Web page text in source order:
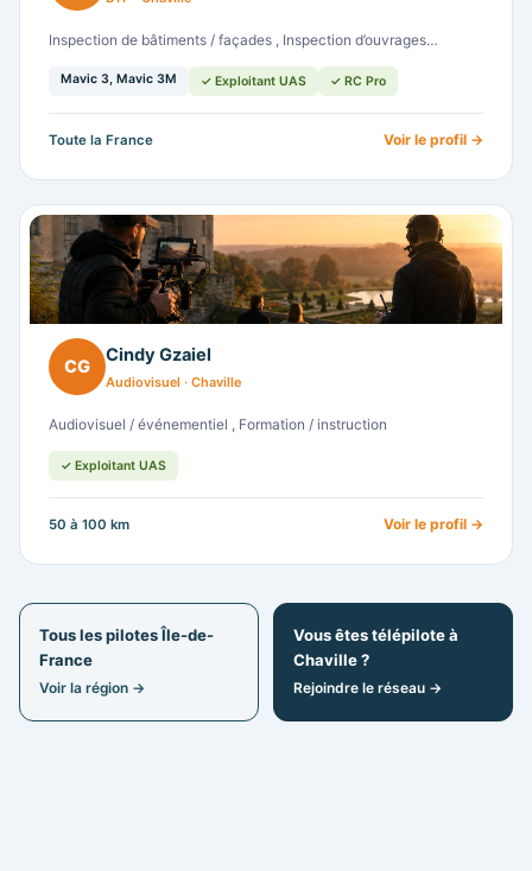
Inspection de bâtiments / façades , Inspection d’ouvrages…
Mavic 3, Mavic 3M ✓ Exploitant UAS ✓ RC Pro
Toute la France Voir le profil →
CG
Cindy Gzaiel
Audiovisuel · Chaville
Audiovisuel / événementiel , Formation / instruction
✓ Exploitant UAS
50 à 100 km Voir le profil →
Tous les pilotes Île-de-
France
Voir la région →
Vous êtes télépilote à
Chaville ?
Rejoindre le réseau →